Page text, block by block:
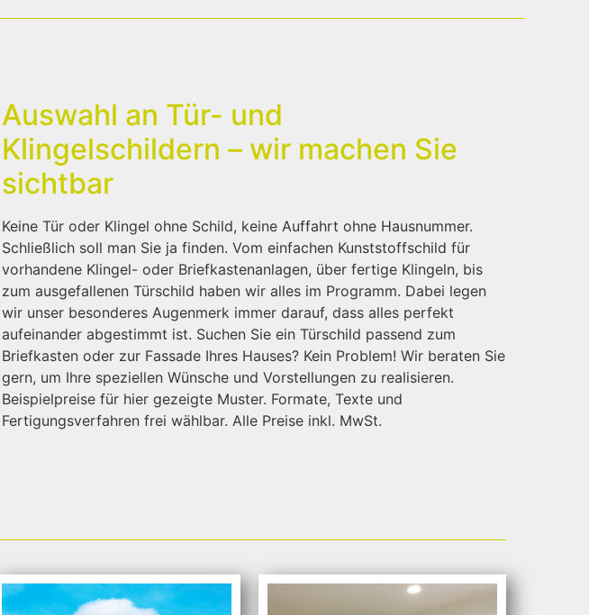
Auswahl an Tür- und
Klingelschildern – wir machen Sie
sichtbar
Keine Tür oder Klingel ohne Schild, keine Auffahrt ohne Hausnummer.
Schließlich soll man Sie ja finden. Vom einfachen Kunststoffschild für
vorhandene Klingel- oder Briefkastenanlagen, über fertige Klingeln, bis
zum ausgefallenen Türschild haben wir alles im Programm. Dabei legen
wir unser besonderes Augenmerk immer darauf, dass alles perfekt
aufeinander abgestimmt ist. Suchen Sie ein Türschild passend zum
Briefkasten oder zur Fassade Ihres Hauses? Kein Problem! Wir beraten Sie
gern, um Ihre speziellen Wünsche und Vorstellungen zu realisieren.
Beispielpreise für hier gezeigte Muster. Formate, Texte und
Fertigungsverfahren frei wählbar. Alle Preise inkl. MwSt.